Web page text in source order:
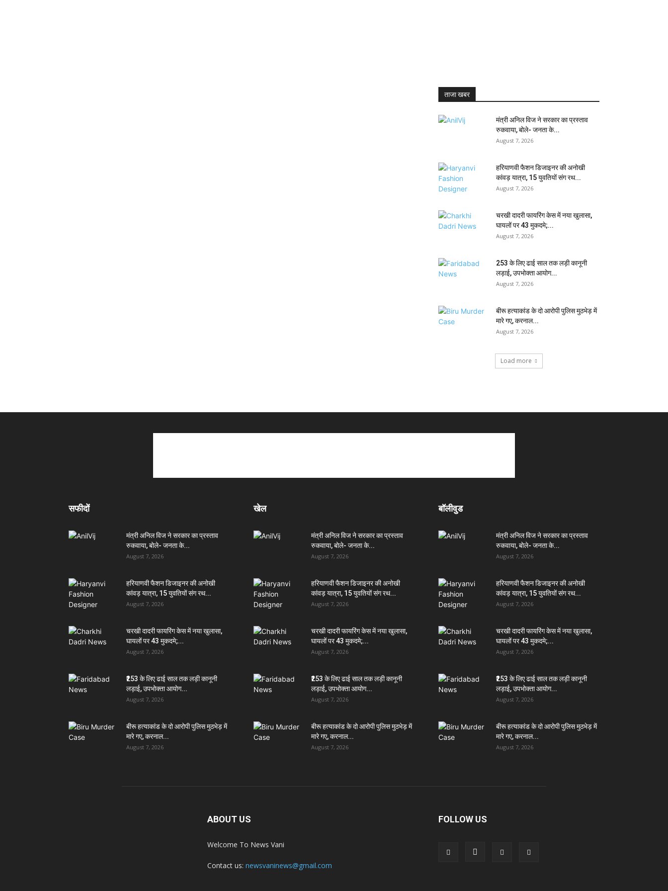
ताजा खबर
मंत्री अनिल विज ने सरकार का प्रस्ताव
रुकवाया, बोले- जनता के...
August 7, 2026
हरियाणवी फैशन डिजाइनर की अनोखी
कांवड़ यात्रा, 15 युवतियों संग रथ...
August 7, 2026
चरखी दादरी फायरिंग केस में नया खुलासा,
घायलों पर 43 मुकदमे;...
August 7, 2026
₹253 के लिए ढाई साल तक लड़ी कानूनी
लड़ाई, उपभोक्ता आयोग...
August 7, 2026
बीरू हत्याकांड के दो आरोपी पुलिस मुठभेड़ में
मारे गए, करनाल...
August 7, 2026
Load more
सफीदों
मंत्री अनिल विज ने सरकार का प्रस्ताव
रुकवाया, बोले- जनता के...
August 7, 2026
हरियाणवी फैशन डिजाइनर की अनोखी
कांवड़ यात्रा, 15 युवतियों संग रथ...
August 7, 2026
चरखी दादरी फायरिंग केस में नया खुलासा,
घायलों पर 43 मुकदमे;...
August 7, 2026
₹253 के लिए ढाई साल तक लड़ी कानूनी
लड़ाई, उपभोक्ता आयोग...
August 7, 2026
बीरू हत्याकांड के दो आरोपी पुलिस मुठभेड़ में
मारे गए, करनाल...
August 7, 2026
खेल
मंत्री अनिल विज ने सरकार का प्रस्ताव
रुकवाया, बोले- जनता के...
August 7, 2026
हरियाणवी फैशन डिजाइनर की अनोखी
कांवड़ यात्रा, 15 युवतियों संग रथ...
August 7, 2026
चरखी दादरी फायरिंग केस में नया खुलासा,
घायलों पर 43 मुकदमे;...
August 7, 2026
₹253 के लिए ढाई साल तक लड़ी कानूनी
लड़ाई, उपभोक्ता आयोग...
August 7, 2026
बीरू हत्याकांड के दो आरोपी पुलिस मुठभेड़ में
मारे गए, करनाल...
August 7, 2026
बॉलीवुड
मंत्री अनिल विज ने सरकार का प्रस्ताव
रुकवाया, बोले- जनता के...
August 7, 2026
हरियाणवी फैशन डिजाइनर की अनोखी
कांवड़ यात्रा, 15 युवतियों संग रथ...
August 7, 2026
चरखी दादरी फायरिंग केस में नया खुलासा,
घायलों पर 43 मुकदमे;...
August 7, 2026
₹253 के लिए ढाई साल तक लड़ी कानूनी
लड़ाई, उपभोक्ता आयोग...
August 7, 2026
बीरू हत्याकांड के दो आरोपी पुलिस मुठभेड़ में
मारे गए, करनाल...
August 7, 2026
ABOUT US
Welcome To News Vani
Contact us: newsvaninews@gmail.com
FOLLOW US